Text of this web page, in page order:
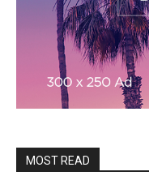
MOST READ